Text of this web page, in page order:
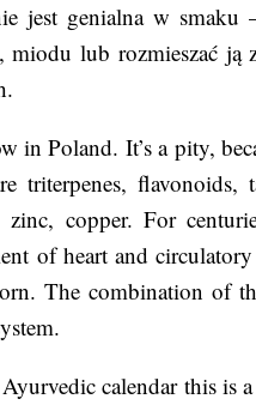
jest genialna w
miodu lub rozmieszać
in Poland. It’s a pity,
triterpenes,
zinc, copper. For
of heart and
The combination of
calendar this is